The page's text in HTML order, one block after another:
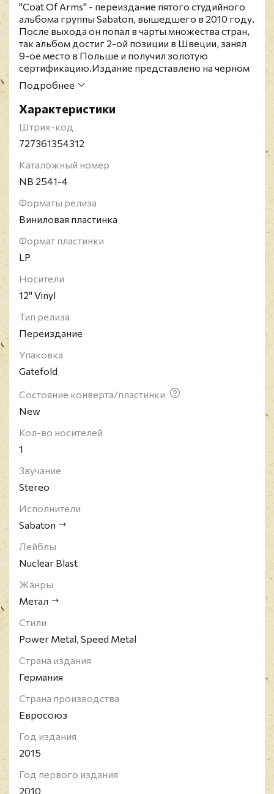
"Coat Of Arms" - переиздание пятого студийного
альбома группы Sabaton, вышедшего в 2010 году.
После выхода он попал в чарты множества стран,
так альбом достиг 2-ой позиции в Швеции, занял
9-ое место в Польше и получил золотую
сертификацию.Издание представлено на черном
виниле.Sabaton - шведская хэви-пауэр-метал
группа, основанная в 1999 году. Основной темой
для песен являются войны и исторические
сражения. Название группы в переводе с
английского означает латный ботинок, часть
рыцарского доспеха.Раритетное издание! Давно
Подробнее
Характеристики
Штрих-код
727361354312
Каталожный номер
NB 2541-4
Форматы релиза
Виниловая пластинка
Формат пластинки
LP
Носители
12" Vinyl
Тип релиза
Переиздание
Упаковка
Gatefold
Состояние конверта/пластинки
New
Кол-во носителей
1
Звучание
Stereo
Исполнители
Sabaton
Лейблы
Nuclear Blast
Жанры
Метал
Стили
Power Metal, Speed Metal
Страна издания
Германия
Страна производства
Евросоюз
Год издания
2015
Год первого издания
2010